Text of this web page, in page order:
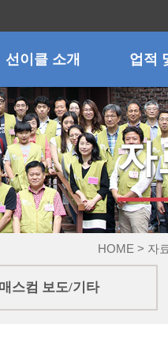
선이클 소개 업적
자
HOME > 자
스컴 보도/기타